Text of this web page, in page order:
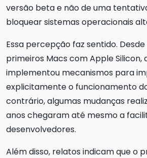
versão beta e não de uma
bloquear sistemas operacionais
Essa percepção faz sentido.
primeiros Macs com Apple Silicon,
implementou mecanismos para
explicitamente o funcionamento do
contrário, algumas mudanças
anos chegaram até mesmo a
desenvolvedores.
Além disso, relatos indicam que o